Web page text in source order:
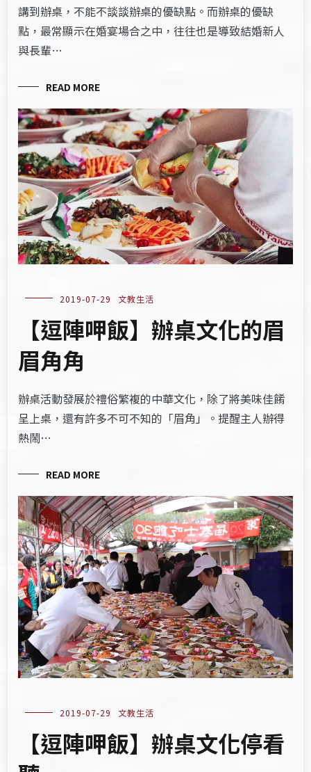
講到辦桌，不能不談談辦桌的優缺點。而辦桌的優缺
點，最常顯示在婚宴場合之中，往往也是導致結婚新人
與長輩…
READ MORE
2019-07-29 文教生活
【逗陣呷飯】辦桌文化的眉
眉角角
辦桌活動發展於禮俗繁複的中華文化，除了將美味佳餚
呈上桌，還有許多不可不知的「眉角」。提醒主人辦得
熱鬧…
READ MORE
2019-07-29 文教生活
【逗陣呷飯】辦桌文化停看